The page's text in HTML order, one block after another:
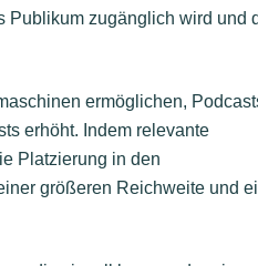
Publikum zugänglich wird und
ermöglichen,
erhöht. Indem relevante
Platzierung in den
größeren Reichweite und